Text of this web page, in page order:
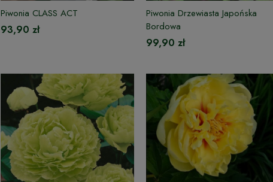
Piwonia CLASS ACT
93,90 zł
Piwonia Drzewiasta Japońska
Bordowa
99,90 zł